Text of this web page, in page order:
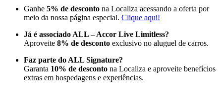
Ganhe 5% de desconto na Localiza acessando a oferta por
meio da nossa página especial. Clique aqui!
Já é associado ALL – Accor Live Limitless?
Aproveite 8% de desconto exclusivo no aluguel de carros.
Faz parte do ALL Signature?
Garanta 10% de desconto na Localiza e aproveite benefícios
extras em hospedagens e experiências.